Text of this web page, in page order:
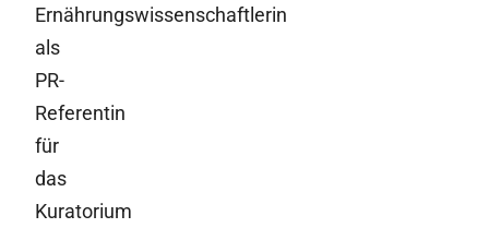
Ernährungswissenschaftlerin
als
PR-
Referentin
für
das
Kuratorium